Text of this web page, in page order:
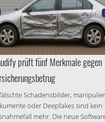
prüft fünf Merkmale gegen
Schadensbilder,
oder Deepfakes sind kein
mehr. Die neue